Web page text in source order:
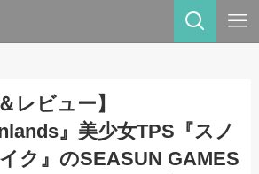
レビュー】
』美少女TPS『スノ
ク』のSEASUN GAMES